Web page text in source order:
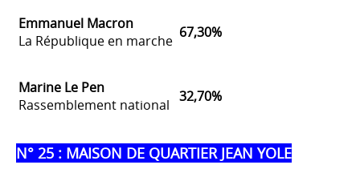
Emmanuel Macron
La République en marche 67,30%
Marine Le Pen
Rassemblement national 32,70%
N° 25 : MAISON DE QUARTIER JEAN YOLE